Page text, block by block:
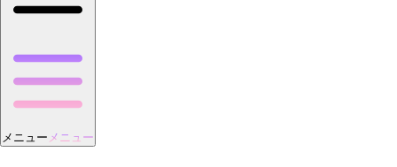
メニュー メニュー